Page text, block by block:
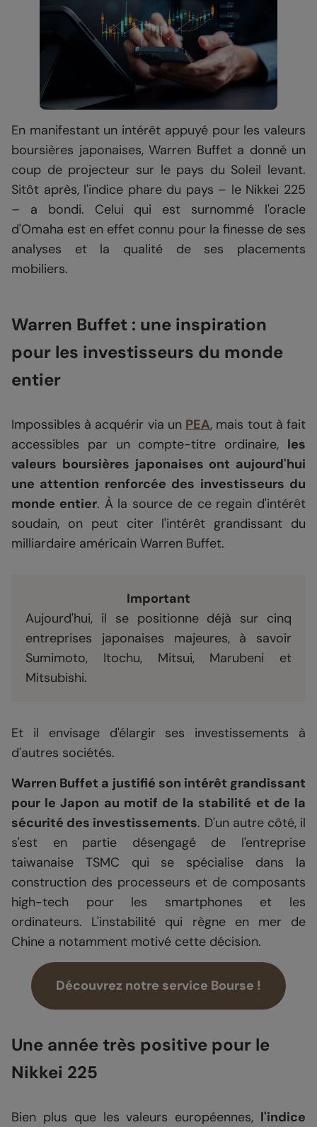
En manifestant un intérêt appuyé pour les valeurs
boursières japonaises, Warren Buffet a donné un
coup de projecteur sur le pays du Soleil levant.
Sitôt après, l'indice phare du pays – le Nikkei 225
– a bondi. Celui qui est surnommé l'oracle
d'Omaha est en effet connu pour la finesse de ses
analyses et la qualité de ses placements
mobiliers.
Warren Buffet : une inspiration
pour les investisseurs du monde
entier
Impossibles à acquérir via un PEA, mais tout à fait
accessibles par un compte-titre ordinaire, les
valeurs boursières japonaises ont aujourd'hui
une attention renforcée des investisseurs du
monde entier. À la source de ce regain d'intérêt
soudain, on peut citer l'intérêt grandissant du
milliardaire américain Warren Buffet.
Important
Aujourd'hui, il se positionne déjà sur cinq
entreprises japonaises majeures, à savoir
Sumimoto, Itochu, Mitsui, Marubeni et
Mitsubishi.
Et il envisage d'élargir ses investissements à
d'autres sociétés.
Warren Buffet a justifié son intérêt grandissant
pour le Japon au motif de la stabilité et de la
sécurité des investissements. D'un autre côté, il
s'est en partie désengagé de l'entreprise
taiwanaise TSMC qui se spécialise dans la
construction des processeurs et de composants
high-tech pour les smartphones et les
ordinateurs. L'instabilité qui règne en mer de
Chine a notamment motivé cette décision.
Découvrez notre service Bourse !
Une année très positive pour le
Nikkei 225
Bien plus que les valeurs européennes, l'indice